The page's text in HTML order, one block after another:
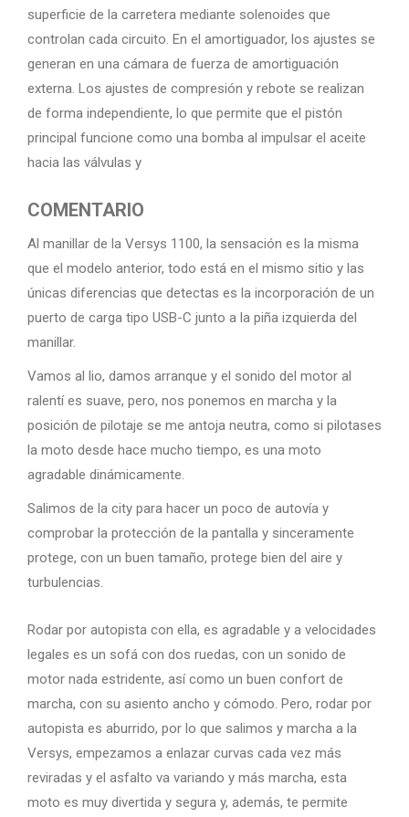
superficie de la carretera mediante solenoides que
controlan cada circuito. En el amortiguador, los ajustes se
generan en una cámara de fuerza de amortiguación
externa. Los ajustes de compresión y rebote se realizan
de forma independiente, lo que permite que el pistón
principal funcione como una bomba al impulsar el aceite
hacia las válvulas y
COMENTARIO
Al manillar de la Versys 1100, la sensación es la misma
que el modelo anterior, todo está en el mismo sitio y las
únicas diferencias que detectas es la incorporación de un
puerto de carga tipo USB-C junto a la piña izquierda del
manillar.
Vamos al lio, damos arranque y el sonido del motor al
ralentí es suave, pero, nos ponemos en marcha y la
posición de pilotaje se me antoja neutra, como si pilotases
la moto desde hace mucho tiempo, es una moto
agradable dinámicamente.
Salimos de la city para hacer un poco de autovía y
comprobar la protección de la pantalla y sinceramente
protege, con un buen tamaño, protege bien del aire y
turbulencias.
Rodar por autopista con ella, es agradable y a velocidades
legales es un sofá con dos ruedas, con un sonido de
motor nada estridente, así como un buen confort de
marcha, con su asiento ancho y cómodo. Pero, rodar por
autopista es aburrido, por lo que salimos y marcha a la
Versys, empezamos a enlazar curvas cada vez más
reviradas y el asfalto va variando y más marcha, esta
moto es muy divertida y segura y, además, te permite